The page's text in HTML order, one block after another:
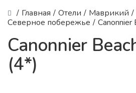
/ Главная / Отели / Маврикий /
Северное побережье / Canonnier
Canonnier
(4*)